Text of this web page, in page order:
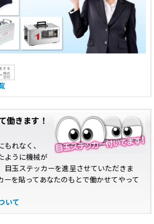
働きます！
れなく、
ように機械が
目玉ステッカーを進呈させていただきま
ーを貼ってあなたのもとで働かせてやって
いて